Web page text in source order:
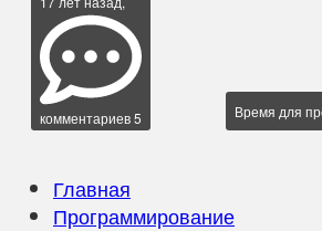
комментариев 5 Время для
Главная
Программирование